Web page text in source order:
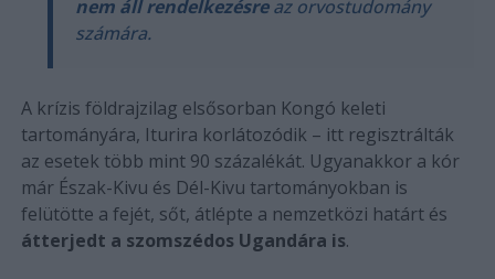
nem áll rendelkezésreaz orvostudomány
számára.
A krízis földrajzilag elsősorban Kongó keleti
tartományára, Iturira korlátozódik – itt regisztrálták
az esetek több mint 90 százalékát. Ugyanakkor a kór
már Észak-Kivu és Dél-Kivu tartományokban is
felütötte a fejét, sőt, átlépte a nemzetközi határt és
átterjedt a szomszédos Ugandára is.